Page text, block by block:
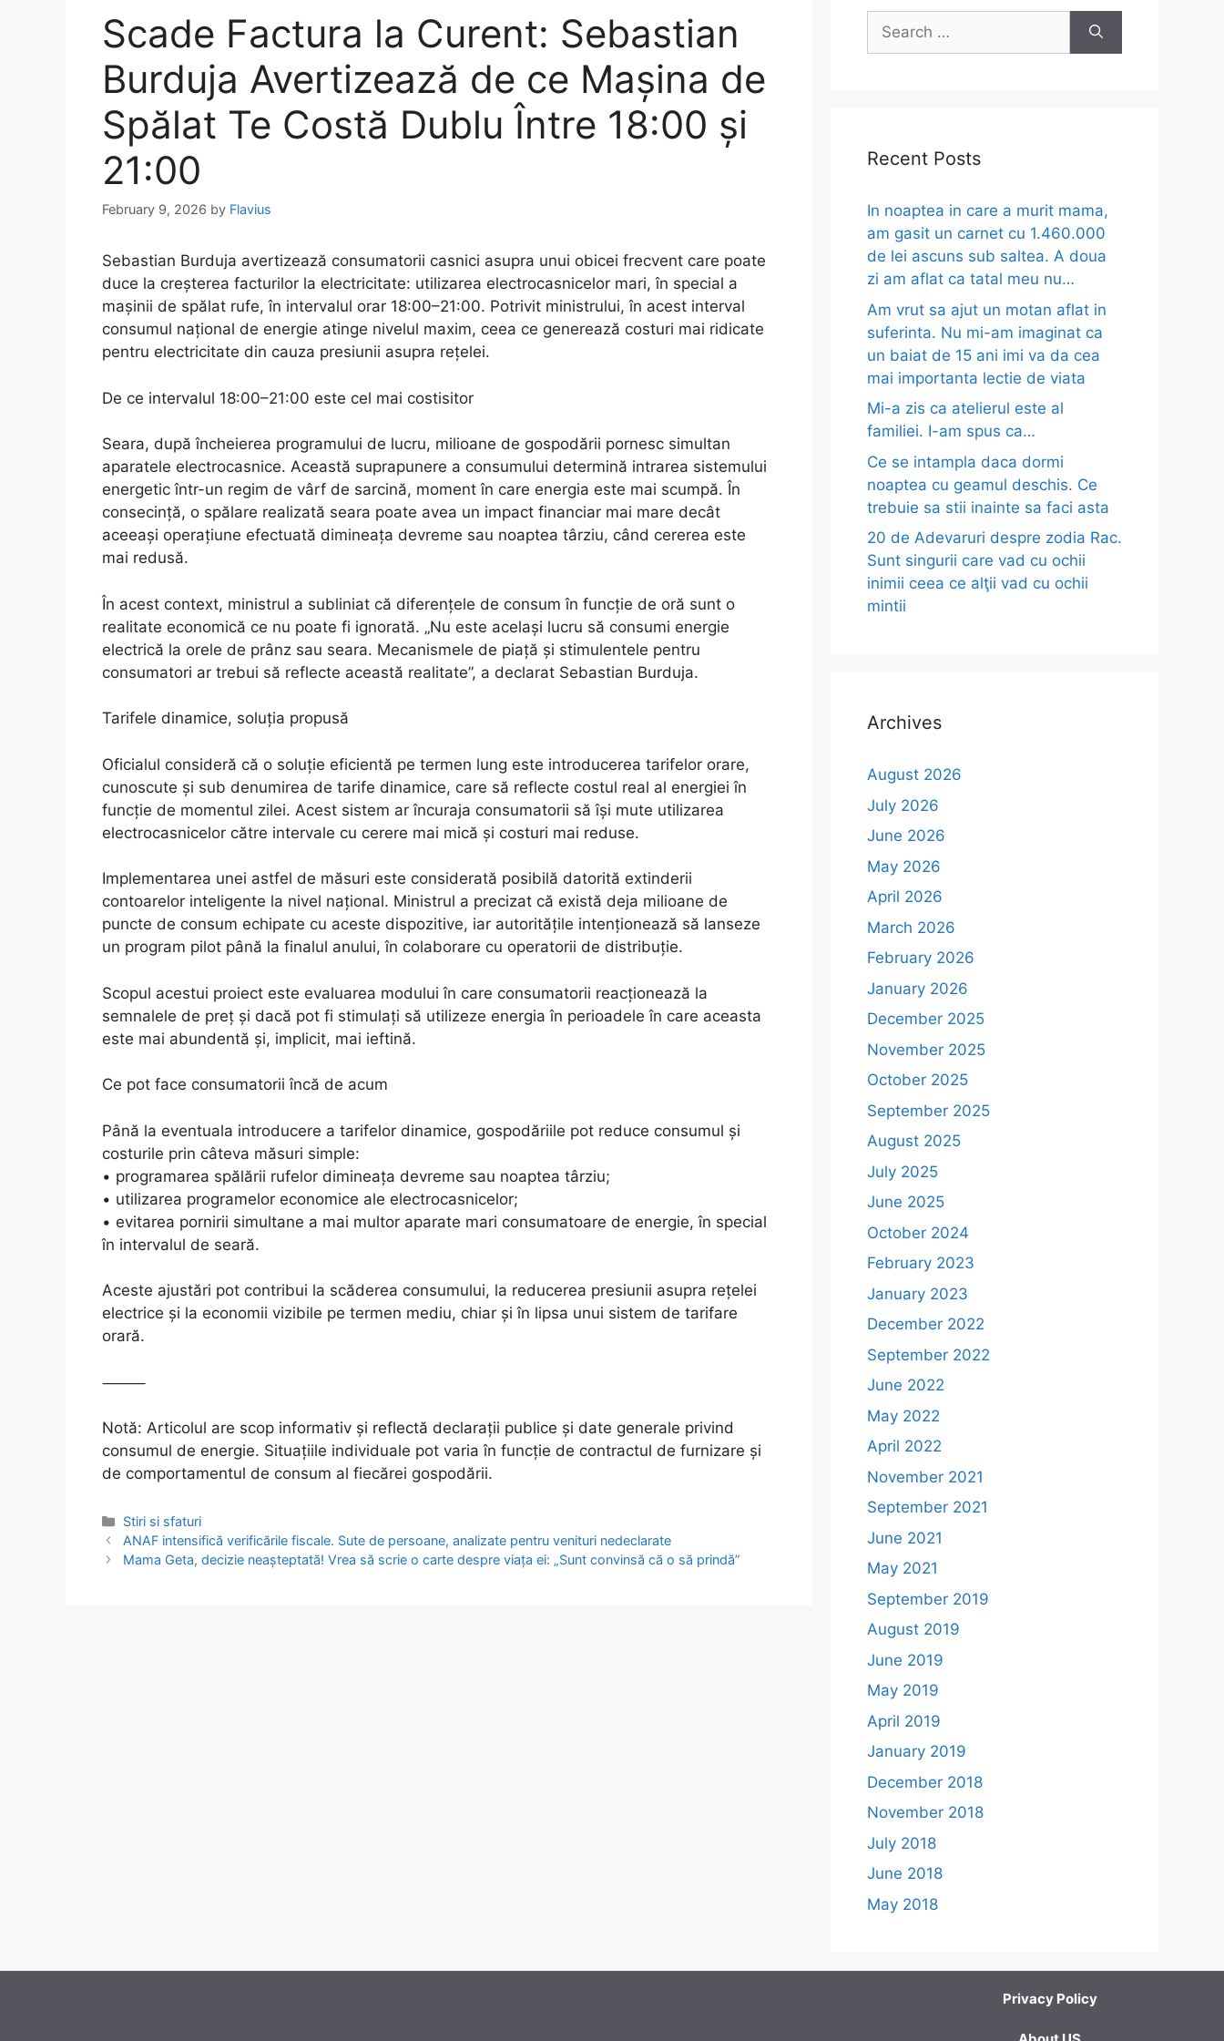
Scade Factura la Curent: Sebastian
Burduja Avertizează de ce Mașina de
Spălat Te Costă Dublu Între 18:00 și
21:00
February 9, 2026 by Flavius
Sebastian Burduja avertizează consumatorii casnici asupra unui obicei frecvent care poate
duce la creșterea facturilor la electricitate: utilizarea electrocasnicelor mari, în special a
mașinii de spălat rufe, în intervalul orar 18:00–21:00. Potrivit ministrului, în acest interval
consumul național de energie atinge nivelul maxim, ceea ce generează costuri mai ridicate
pentru electricitate din cauza presiunii asupra rețelei.
De ce intervalul 18:00–21:00 este cel mai costisitor
Seara, după încheierea programului de lucru, milioane de gospodării pornesc simultan
aparatele electrocasnice. Această suprapunere a consumului determină intrarea sistemului
energetic într-un regim de vârf de sarcină, moment în care energia este mai scumpă. În
consecință, o spălare realizată seara poate avea un impact financiar mai mare decât
aceeași operațiune efectuată dimineața devreme sau noaptea târziu, când cererea este
mai redusă.
În acest context, ministrul a subliniat că diferențele de consum în funcție de oră sunt o
realitate economică ce nu poate fi ignorată. „Nu este același lucru să consumi energie
electrică la orele de prânz sau seara. Mecanismele de piață și stimulentele pentru
consumatori ar trebui să reflecte această realitate”, a declarat Sebastian Burduja.
Tarifele dinamice, soluția propusă
Oficialul consideră că o soluție eficientă pe termen lung este introducerea tarifelor orare,
cunoscute și sub denumirea de tarife dinamice, care să reflecte costul real al energiei în
funcție de momentul zilei. Acest sistem ar încuraja consumatorii să își mute utilizarea
electrocasnicelor către intervale cu cerere mai mică și costuri mai reduse.
Implementarea unei astfel de măsuri este considerată posibilă datorită extinderii
contoarelor inteligente la nivel național. Ministrul a precizat că există deja milioane de
puncte de consum echipate cu aceste dispozitive, iar autoritățile intenționează să lanseze
un program pilot până la finalul anului, în colaborare cu operatorii de distribuție.
Scopul acestui proiect este evaluarea modului în care consumatorii reacționează la
semnalele de preț și dacă pot fi stimulați să utilizeze energia în perioadele în care aceasta
este mai abundentă și, implicit, mai ieftină.
Ce pot face consumatorii încă de acum
Până la eventuala introducere a tarifelor dinamice, gospodăriile pot reduce consumul și
costurile prin câteva măsuri simple:
• programarea spălării rufelor dimineața devreme sau noaptea târziu;
• utilizarea programelor economice ale electrocasnicelor;
• evitarea pornirii simultane a mai multor aparate mari consumatoare de energie, în special
în intervalul de seară.
Aceste ajustări pot contribui la scăderea consumului, la reducerea presiunii asupra rețelei
electrice și la economii vizibile pe termen mediu, chiar și în lipsa unui sistem de tarifare
orară.
⸻
Notă: Articolul are scop informativ și reflectă declarații publice și date generale privind
consumul de energie. Situațiile individuale pot varia în funcție de contractul de furnizare și
de comportamentul de consum al fiecărei gospodării.
Categories
Stiri si sfaturi
Post
navigation
ANAF intensifică verificările fiscale. Sute de persoane, analizate pentru venituri nedeclarate
Mama Geta, decizie neașteptată! Vrea să scrie o carte despre viața ei: „Sunt convinsă că o să prindă”
Search
for:
Recent Posts
In noaptea in care a murit mama,
am gasit un carnet cu 1.460.000
de lei ascuns sub saltea. A doua
zi am aflat ca tatal meu nu…
Am vrut sa ajut un motan aflat in
suferinta. Nu mi-am imaginat ca
un baiat de 15 ani imi va da cea
mai importanta lectie de viata
Mi-a zis ca atelierul este al
familiei. I-am spus ca…
Ce se intampla daca dormi
noaptea cu geamul deschis. Ce
trebuie sa stii inainte sa faci asta
20 de Adevaruri despre zodia Rac.
Sunt singurii care vad cu ochii
inimii ceea ce alţii vad cu ochii
mintii
Archives
August 2026
July 2026
June 2026
May 2026
April 2026
March 2026
February 2026
January 2026
December 2025
November 2025
October 2025
September 2025
August 2025
July 2025
June 2025
October 2024
February 2023
January 2023
December 2022
September 2022
June 2022
May 2022
April 2022
November 2021
September 2021
June 2021
May 2021
September 2019
August 2019
June 2019
May 2019
April 2019
January 2019
December 2018
November 2018
July 2018
June 2018
May 2018
Privacy Policy